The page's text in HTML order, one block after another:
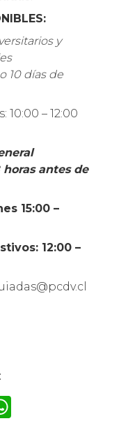
y
10 días de
10:00 – 12:00
antes de
15:00 –
12:00 –
W